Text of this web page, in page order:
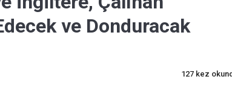
ve Donduracak
127 kez